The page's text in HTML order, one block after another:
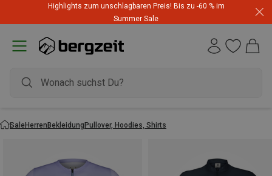
Highlights zum unschlagbaren Preis! Bis zu -60 % im
Summer Sale
SaleHerrenBekleidungPullover, Hoodies, Shirts